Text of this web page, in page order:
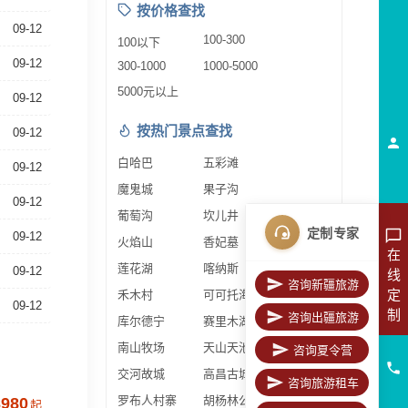
09-12
09-12
09-12
09-12
09-12
09-12
09-12
09-12
09-12
起
按价格查找
100以下
100-300
300-1000
1000-5000
5000元以上
按热门景点查找
白哈巴
五彩滩
魔鬼城
果子沟
葡萄沟
坎儿井
火焰山
香妃墓
莲花湖
喀纳斯
禾木村
可可托海
库尔德宁
赛里木湖
南山牧场
天山天池
交河故城
高昌古城
罗布人村寨
胡杨林公园
在
线
定
制
定制专家
咨询新疆旅游
咨询出疆旅游
咨询夏令营
咨询旅游租车